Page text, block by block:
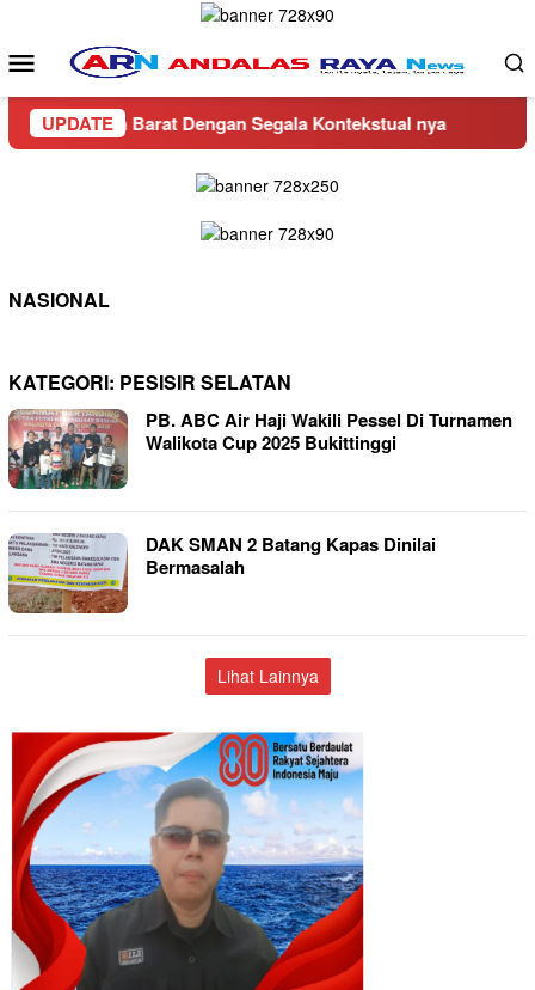
konten
Menu
Mobile
UPDATEBarat Dengan Segala Kontekstual nya
NASIONAL
KATEGORI: PESISIR SELATAN
PB. ABC Air Haji Wakili Pessel Di Turnamen
Walikota Cup 2025 Bukittinggi
DAK SMAN 2 Batang Kapas Dinilai
Bermasalah
Lihat Lainnya